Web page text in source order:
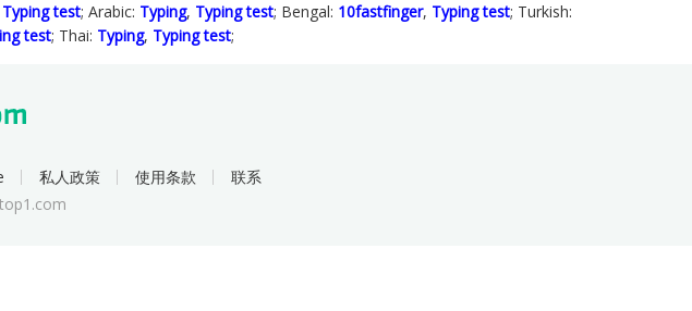
Typing test; Arabic: Typing, Typing test; Bengal: 10fastfinger, Typing test; Turkish:
test; Thai: Typing, Typing test;
私人政策 使用条款
联系